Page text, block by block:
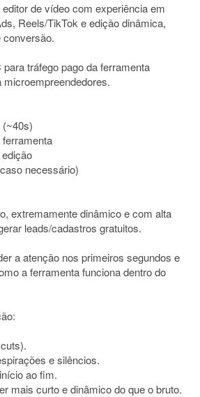
de vídeo com experiência em
Reels/TikTok e edição dinâmica,
conversão.
tráfego pago da ferramenta
necessário)
extremamente dinâmico e com alta
leads/cadastros gratuitos.
a atenção nos primeiros segundos e
a ferramenta funciona dentro do
e silêncios.
ao fim.
mais curto e dinâmico do que o bruto.